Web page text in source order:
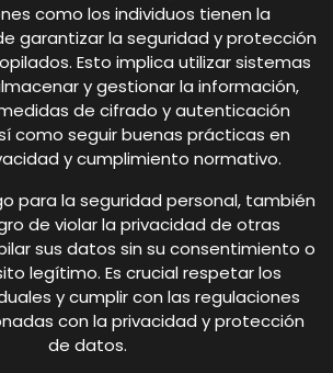
como los individuos tienen la
garantizar la seguridad y protección
Esto implica utilizar sistemas
y gestionar la información,
de cifrado y autenticación
como seguir buenas prácticas en
y cumplimiento normativo.
para la seguridad personal, también
de violar la privacidad de otras
sus datos sin su consentimiento o
legítimo. Es crucial respetar los
y cumplir con las regulaciones
con la privacidad y protección
de datos.